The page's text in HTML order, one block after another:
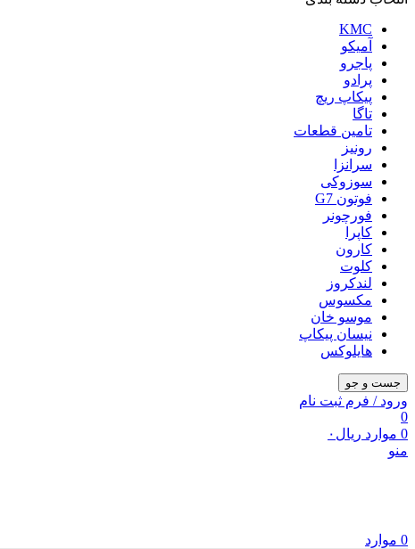
KMC
آمیکو
پاجرو
پرادو
پیکاپ ریچ
تاگا
تامین قطعات
رونیز
سرانزا
سوزوکی
فوتون G7
فورچونر
کاپرا
کارون
کلوت
لندکروز
مکسوس
موسو خان
نیسان پیکاپ
هایلوکس
جست و جو
ورود / فرم ثبت نام
0
0 موارد ریال ۰
منو
0 موارد